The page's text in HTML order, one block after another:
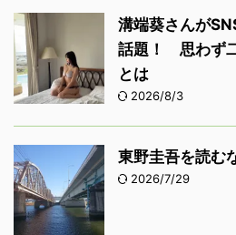
溝端葵さんが
話題！ 思わず
とは
2026/8/3
東野圭吾を読む
2026/7/29